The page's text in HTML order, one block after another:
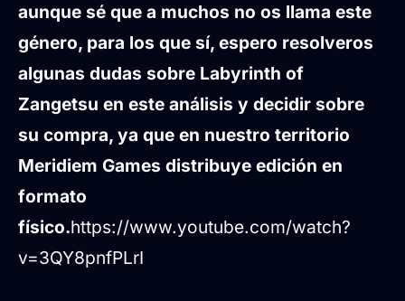
aunque sé que a muchos no os llama este
género, para los que sí, espero resolveros
algunas dudas sobre Labyrinth of
Zangetsu en este análisis y decidir sobre
su compra, ya que en nuestro territorio
Meridiem Games distribuye edición en
formato
físico.https://www.youtube.com/watch?
v=3QY8pnfPLrI